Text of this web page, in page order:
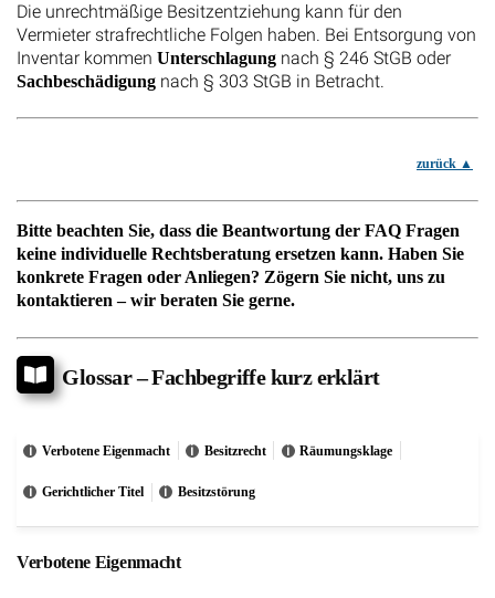
Die unrechtmäßige Besitzentziehung kann für den
Vermieter strafrechtliche Folgen haben. Bei Entsorgung von
Inventar kommen Unterschlagung nach § 246 StGB oder
Sachbeschädigung nach § 303 StGB in Betracht.
zurück
Bitte beachten Sie, dass die Beantwortung der FAQ Fragen
keine individuelle Rechtsberatung ersetzen kann. Haben Sie
konkrete Fragen oder Anliegen? Zögern Sie nicht, uns zu
kontaktieren – wir beraten Sie gerne.
Glossar – Fachbegriffe kurz erklärt
Verbotene Eigenmacht Besitzrecht Räumungsklage
Gerichtlicher Titel Besitzstörung
Verbotene Eigenmacht